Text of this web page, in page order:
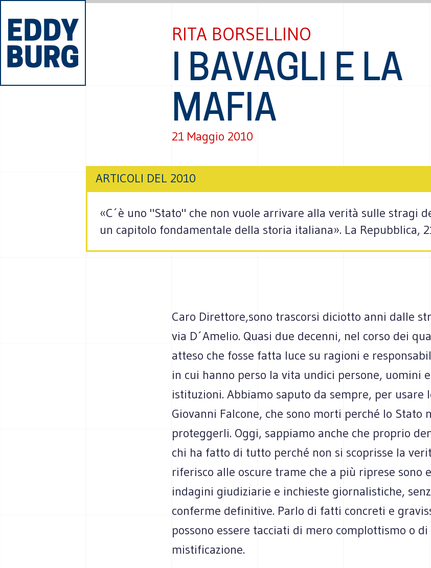
RITA BORSELLINO
I BAVAGLI E LA
MAFIA
21 Maggio 2010
ARTICOLI DEL 2010
«C´è uno "Stato" che non vuole arrivare alla verità sulle stragi
un capitolo fondamentale della storia italiana». La Repubblica,
Caro Direttore,sono trascorsi diciotto anni dalle
via D´Amelio. Quasi due decenni, nel corso dei
atteso che fosse fatta luce su ragioni e
in cui hanno perso la vita undici persone, uomini
istituzioni. Abbiamo saputo da sempre, per usare
Giovanni Falcone, che sono morti perché lo Stato
proteggerli. Oggi, sappiamo anche che proprio
chi ha fatto di tutto perché non si scoprisse la
riferisco alle oscure trame che a più riprese sono
indagini giudiziarie e inchieste giornalistiche,
conferme definitive. Parlo di fatti concreti e
possono essere tacciati di mero complottismo o di
mistificazione.